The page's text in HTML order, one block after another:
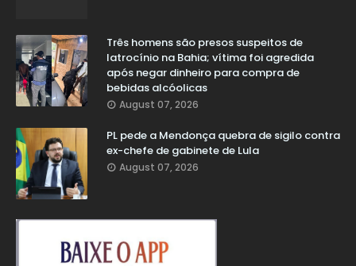
Três homens são presos suspeitos de
latrocínio na Bahia; vítima foi agredida
após negar dinheiro para compra de
bebidas alcóolicas
August 07, 2026
PL pede a Mendonça quebra de sigilo contra
ex-chefe de gabinete de Lula
August 07, 2026